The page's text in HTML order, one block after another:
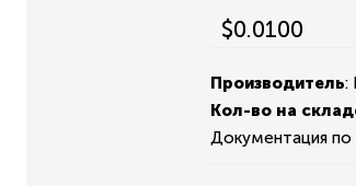
$0.0100
Производитель:
Кол-во на
Документация по